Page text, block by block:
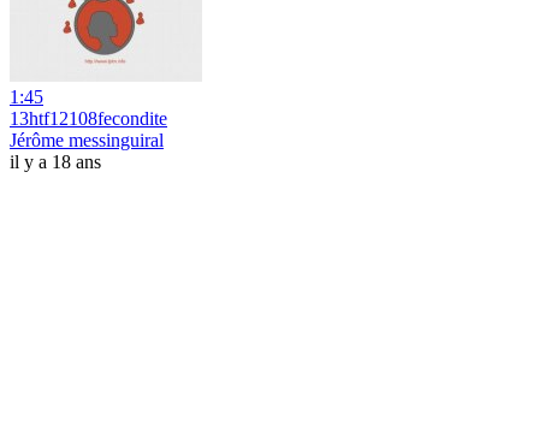
1:45
13htf12108fecondite
Jérôme messinguiral
il y a 18 ans